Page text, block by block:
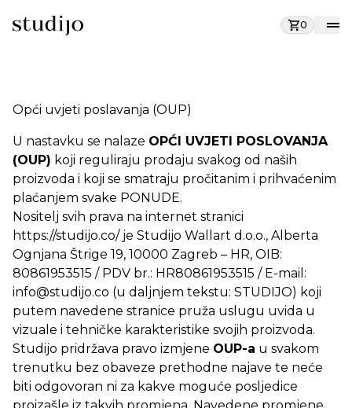
0
Opći uvjeti poslavanja (OUP)
U nastavku se nalaze OPĆI UVJETI POSLOVANJA
(OUP) koji reguliraju prodaju svakog od naših
proizvoda i koji se smatraju pročitanim i prihvaćenim
plaćanjem svake PONUDE.
Nositelj svih prava na internet stranici
https://studijo.co/je Studijo Wallart d.o.o., Alberta
Ognjana Štrige 19, 10000 Zagreb – HR, OIB:
80861953515 / PDV br.: HR80861953515 / E-mail:
info@studijo.co (u daljnjem tekstu: STUDIJO) koji
putem navedene stranice pruža uslugu uvida u
vizuale i tehničke karakteristike svojih proizvoda.
Studijo pridržava pravo izmjene OUP-a u svakom
trenutku bez obaveze prethodne najave te neće
biti odgovoran ni za kakve moguće posljedice